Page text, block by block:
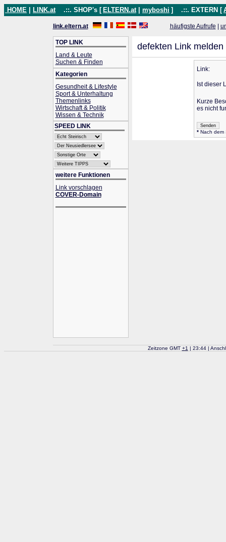
HOME LINK.at .::. SHOP's [ ELTERN.at myboshi ] .::. EXTERN [
link.eltern.at häufigste Aufrufe
TOP LINK
Land & Leute
Suchen & Finden
Kategorien
Gesundheit & Lifestyle
Sport & Unterhaltung
Themenlinks
Wirtschaft & Politik
Wissen & Technik
SPEED LINK
weitere Funktionen
Link vorschlagen
COVER-Domain
defekten Link melden
Link:
Ist dieser
Kurze
es nicht
*Nach dem
Zeitzone GMT +1 | 23:44 |